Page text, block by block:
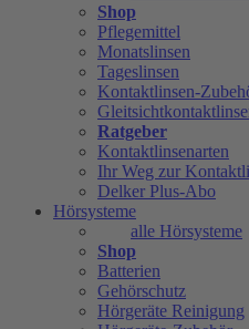
Shop
Pflegemittel
Monatslinsen
Tageslinsen
Kontaktlinsen-
Ratgeber
Kontaktlinsenarten
Ihr Weg zur
Delker Plus-Abo
Hörsysteme
alle Hörsysteme
Shop
Batterien
Gehörschutz
Hörgeräte Reinigung